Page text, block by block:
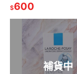
防曬液)
$600
補貨中